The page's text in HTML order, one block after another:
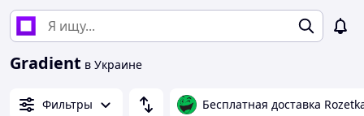
Gradient в Украине
Фильтры Бесплатная доставка